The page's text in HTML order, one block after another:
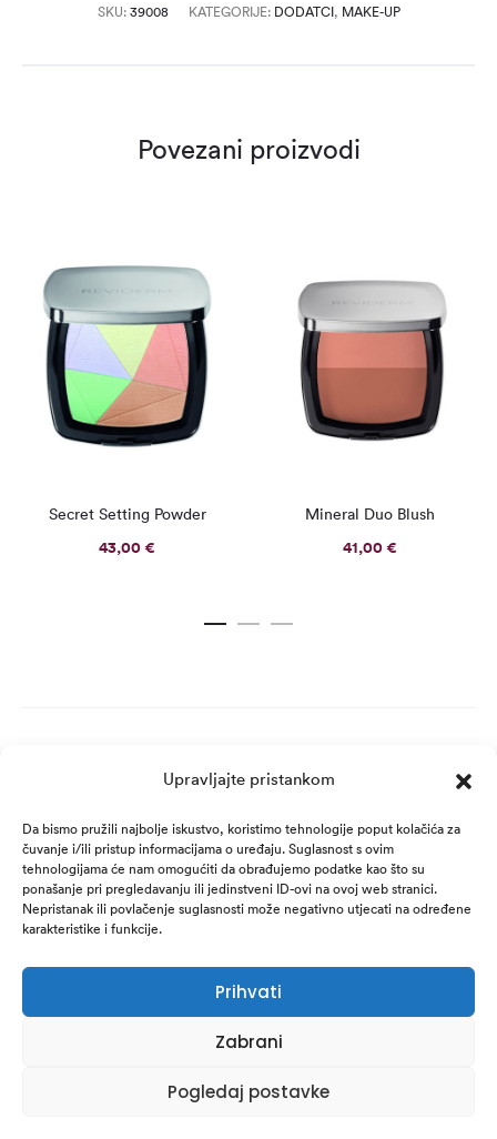
Upravljajte pristankom
Da bismo pružili najbolje iskustvo, koristimo tehnologije poput kolačića za
čuvanje i/ili pristup informacijama o uređaju. Suglasnost s ovim
tehnologijama će nam omogućiti da obrađujemo podatke kao što su
ponašanje pri pregledavanju ili jedinstveni ID-ovi na ovoj web stranici.
Nepristanak ili povlačenje suglasnosti može negativno utjecati na određene
karakteristike i funkcije.
Prihvati
Zabrani
Pogledaj postavke
SKU: 39008 KATEGORIJE: DODATCI, MAKE-UP
Povezani proizvodi
Secret Setting Powder
43,00€
Mineral Duo Blush
41,00€
Izjava o sigurnosti online plaćanja
Izjava o zaštiti privatnosti